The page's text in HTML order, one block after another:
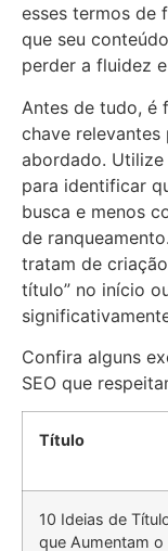
esses termos de
que seu
perder a fluidez
Antes de tudo, é
chave
abordado.
para identificar
busca e menos
de
tratam de
título” no início
Confira alguns
SEO que
Título
10 Ideias de
que Aumentam o